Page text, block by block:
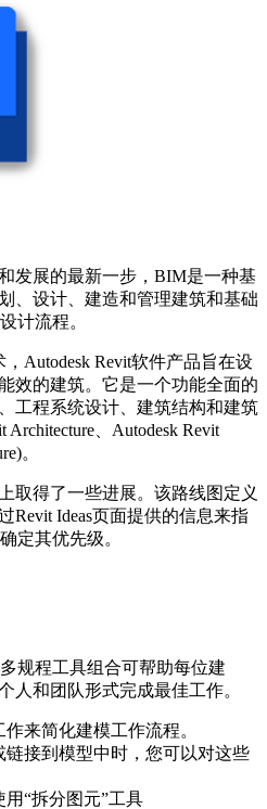
发展的最新一步，BIM是一种基
、设计、建造和管理建筑和基础
计流程。
Autodesk Revit软件产品旨在设
效的建筑。它是一个功能全面的
工程系统设计、建筑结构和建筑
、Autodesk Revit
。
取得了一些进展。该路线图定义
Revit Ideas页面提供的信息来指
定其优先级。
规程工具组合可帮助每位建
人和团队形式完成最佳工作。
来简化建模工作流程。
链接到模型中时，您可以对这些
“拆分图元”工具